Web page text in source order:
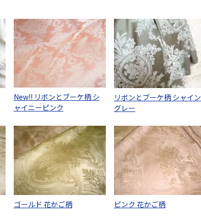
New!! リボンとブーケ柄 シ
ャイニーピンク
リボンとブーケ柄 シャイン
グレー
ゴールド 花かご柄 ピンク 花かご柄